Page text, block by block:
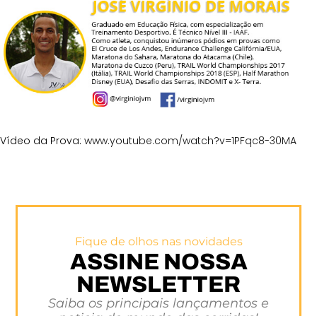
Vídeo da Prova: www.youtube.com/watch?v=1PFqc8-30MA
Fique de olhos nas novidades
ASSINE NOSSA
NEWSLETTER
Saiba os principais lançamentos e